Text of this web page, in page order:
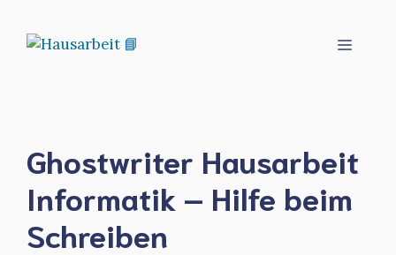
Inhalt
springen
Menü
Ghostwriter Hausarbeit
Informatik – Hilfe beim
Schreiben